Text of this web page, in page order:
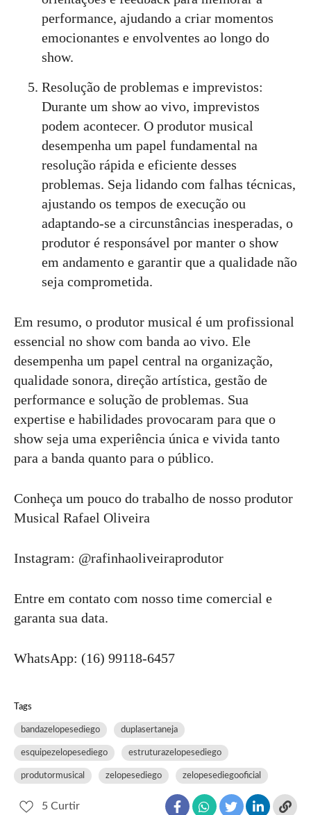
performance, ajudando a criar momentos
emocionantes e envolventes ao longo do
show.
Resolução de problemas e imprevistos:
Durante um show ao vivo, imprevistos
podem acontecer. O produtor musical
desempenha um papel fundamental na
resolução rápida e eficiente desses
problemas. Seja lidando com falhas técnicas,
ajustando os tempos de execução ou
adaptando-se a circunstâncias inesperadas, o
produtor é responsável por manter o show
em andamento e garantir que a qualidade não
seja comprometida.
Em resumo, o produtor musical é um profissional
essencial no show com banda ao vivo. Ele
desempenha um papel central na organização,
qualidade sonora, direção artística, gestão de
performance e solução de problemas. Sua
expertise e habilidades provocaram para que o
show seja uma experiência única e vivida tanto
para a banda quanto para o público.
Conheça um pouco do trabalho de nosso produtor
Musical Rafael Oliveira
Instagram: @rafinhaoliveiraprodutor
Entre em contato com nosso time comercial e
garanta sua data.
WhatsApp: (16) 99118-6457
Tags
bandazelopesediego duplasertaneja
esquipezelopesediego estruturazelopesediego
produtormusical zelopesediego zelopesediegooficial
5 Curtir